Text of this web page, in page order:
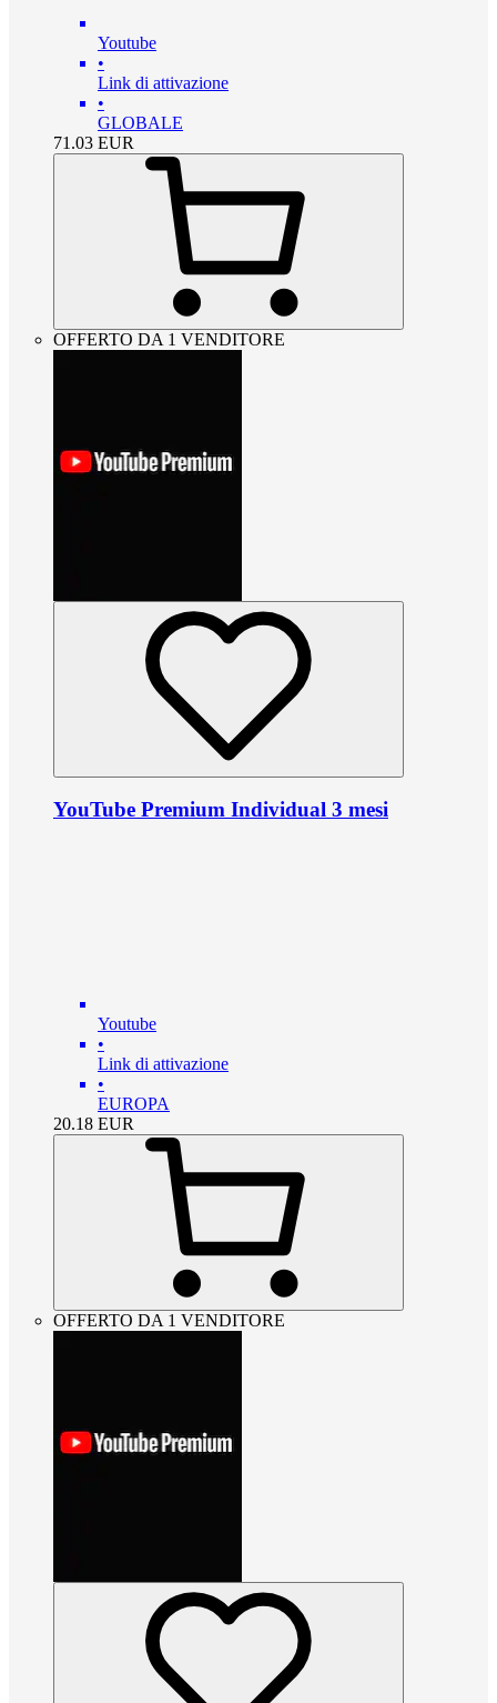
Youtube
•
Link di attivazione
•
GLOBALE
71.03 EUR
OFFERTO DA 1 VENDITORE
YouTube Premium Individual 3 mesi
Youtube
•
Link di attivazione
•
EUROPA
20.18 EUR
OFFERTO DA 1 VENDITORE